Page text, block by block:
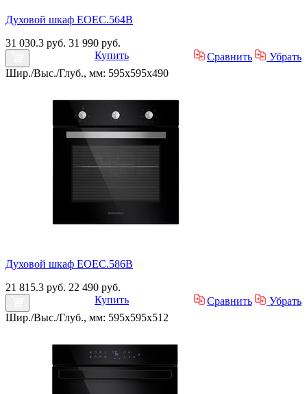
Духовой шкаф EOEC.564B
31 030.3 руб. 31 990 руб.
Купить
Сравнить
Убрать
Шир./Выс./Глуб., мм: 595x595x490
Духовой шкаф EOEC.586B
21 815.3 руб. 22 490 руб.
Купить
Сравнить
Убрать
Шир./Выс./Глуб., мм: 595x595x512